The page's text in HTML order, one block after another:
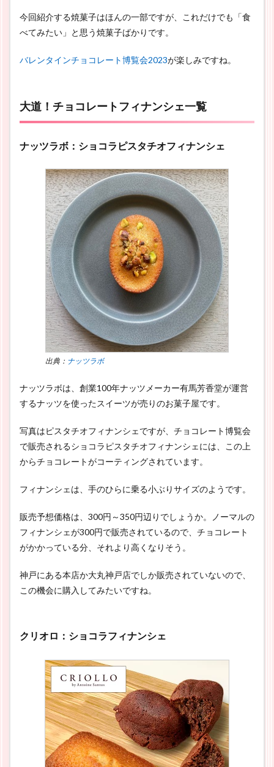
今回紹介する焼菓子はほんの一部ですが、これだけでも「食
べてみたい」と思う焼菓子ばかりです。
バレンタインチョコレート博覧会2023が楽しみですね。
大道！チョコレートフィナンシェ一覧
ナッツラボ：ショコラピスタチオフィナンシェ
出典： ナッツラボ
ナッツラボは、創業100年ナッツメーカー有馬芳香堂が運営
するナッツを使ったスイーツが売りのお菓子屋です。
写真はピスタチオフィナンシェですが、チョコレート博覧会
で販売されるショコラピスタチオフィナンシェには、この上
からチョコレートがコーティングされています。
フィナンシェは、手のひらに乗る小ぶりサイズのようです。
販売予想価格は、300円～350円辺りでしょうか。ノーマルの
フィナンシェが300円で販売されているので、チョコレート
がかかっている分、それより高くなりそう。
神戸にある本店か大丸神戸店でしか販売されていないので、
この機会に購入してみたいですね。
クリオロ：ショコラフィナンシェ